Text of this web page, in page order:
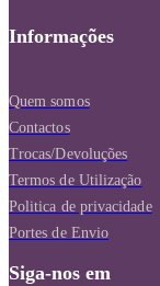
Informações
Quem somos
Contactos
Trocas/Devoluções
Termos de Utilização
Politica de privacidade
Portes de Envio
Siga-nos em